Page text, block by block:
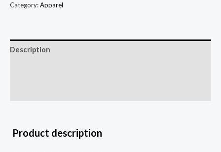
Category:Apparel
Description
Product description